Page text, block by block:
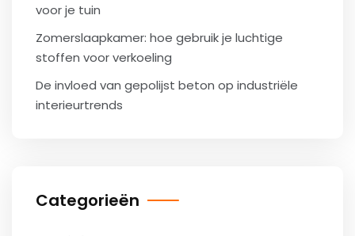
voor je tuin
Zomerslaapkamer: hoe gebruik je luchtige
stoffen voor verkoeling
De invloed van gepolijst beton op industriële
interieurtrends
Categorieën